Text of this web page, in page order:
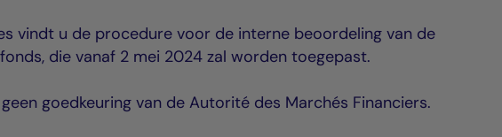
vindt u de procedure voor de interne beoordeling van de
die vanaf 2 mei 2024 zal worden toegepast.
goedkeuring van de Autorité des Marchés Financiers.